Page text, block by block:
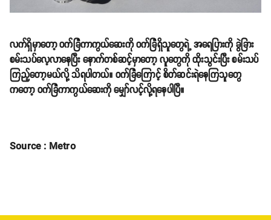
လက်ရှိမှာတော့ ဝက်ခြံကာကွယ်ဆေးကို ဝက်ခြံရှိသူတွေရဲ့ အရေပြားကို ခွဲခြား
စမ်းသပ်လေ့လာနေပြီး နောက်တစ်ဆင့်မှာတော့ လူတွေကို ထိုးသွင်းပြီး စမ်းသပ်
ကြည့်တော့မယ်လို့ သိရပါတယ်။ ဝက်ခြံကြောင့် စိတ်ဆင်းရဲနေကြသူတွေ
ကတော့ ဝက်ခြံကာကွယ်ဆေးကို မျှော်လင့်လို့ရနေပါပြီ။
Source : Metro